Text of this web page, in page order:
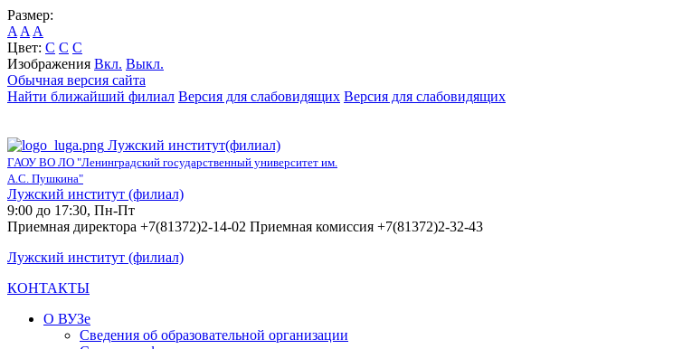
Размер:
A A A
Цвет: C C C
Изображения Вкл. Выкл.
Обычная версия сайта
Найти ближайший филиал Версия для слабовидящих Версия для слабовидящих
Лужский институт(филиал)
ГАОУ ВО ЛО "Ленинградский государственный университет им.
А.С. Пушкина"
Лужский институт (филиал)
9:00 до 17:30, Пн-Пт
Приемная директора +7(81372)2-14-02 Приемная комиссия +7(81372)2-32-43
Лужский институт (филиал)
КОНТАКТЫ
О ВУЗе
Сведения об образовательной организации